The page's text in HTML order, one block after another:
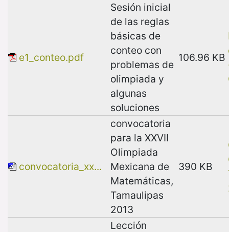
e1_conteo.pdf
Sesión inicial
de las reglas
básicas de
conteo con
problemas de
olimpiada y
algunas
soluciones
106.96 KB
convocatoria_xx...
convocatoria
para la XXVII
Olimpiada
Mexicana de
Matemáticas,
Tamaulipas
2013
390 KB
Lección